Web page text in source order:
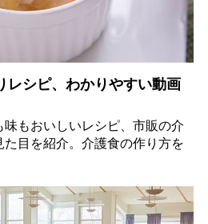
レシピ、わかりやすい動画
もおいしいレシピ、市販の介
目を紹介。介護食の作り方を